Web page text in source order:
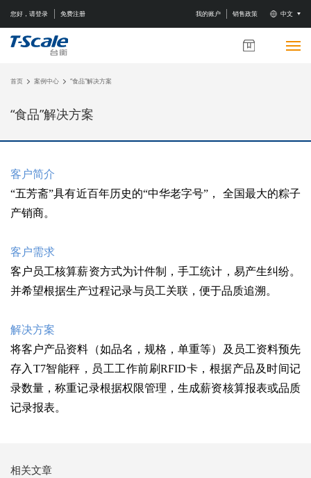
您好，请登录 免费注册 我的账户 销售政策 中文
首页 案例中心 “食品”解决方案
“食品”解决方案
客户简介
“五芳斋”具有近百年历史的“中华老字号”， 全国最大的粽子
产销商。
客户需求
客户员工核算薪资方式为计件制，手工统计，易产生纠纷。
并希望根据生产过程记录与员工关联，便于品质追溯。
解决方案
将客户产品资料（如品名，规格，单重等）及员工资料预先
存入T7智能秤，员工工作前刷RFID卡，根据产品及时间记
录数量，称重记录根据权限管理，生成薪资核算报表或品质
记录报表。
相关文章